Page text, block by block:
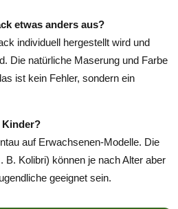
etwas anders aus?
individuell hergestellt wird und
Die natürliche Maserung und Farbe
ist kein Fehler, sondern ein
Kinder?
auf Erwachsenen-Modelle. Die
Kolibri) können je nach Alter aber
geeignet sein.